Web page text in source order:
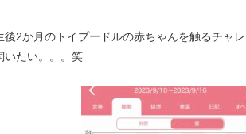
2か月のトイプードルの赤ちゃんを触るチャ
いたい。。。笑